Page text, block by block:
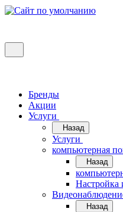
Бренды
Акции
Услуги
Назад
Услуги
компьютерная
Назад
Настройка
Назад